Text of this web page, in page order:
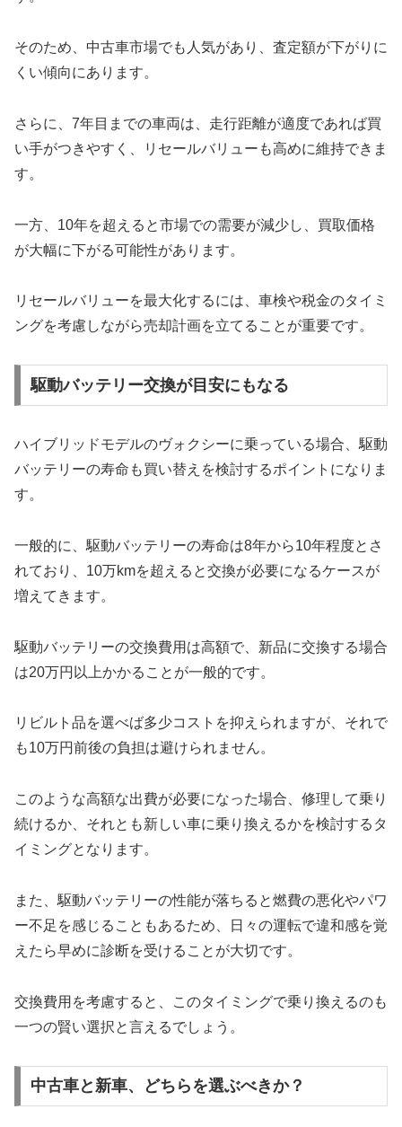
そのため、中古車市場でも人気があり、査定額が下がりに
くい傾向にあります。
さらに、7年目までの車両は、走行距離が適度であれば買
い手がつきやすく、リセールバリューも高めに維持できま
す。
一方、10年を超えると市場での需要が減少し、買取価格
が大幅に下がる可能性があります。
リセールバリューを最大化するには、車検や税金のタイミ
ングを考慮しながら売却計画を立てることが重要です。
駆動バッテリー交換が目安にもなる
ハイブリッドモデルのヴォクシーに乗っている場合、駆動
バッテリーの寿命も買い替えを検討するポイントになりま
す。
一般的に、駆動バッテリーの寿命は8年から10年程度とさ
れており、10万kmを超えると交換が必要になるケースが
増えてきます。
駆動バッテリーの交換費用は高額で、新品に交換する場合
は20万円以上かかることが一般的です。
リビルト品を選べば多少コストを抑えられますが、それで
も10万円前後の負担は避けられません。
このような高額な出費が必要になった場合、修理して乗り
続けるか、それとも新しい車に乗り換えるかを検討するタ
イミングとなります。
また、駆動バッテリーの性能が落ちると燃費の悪化やパワ
ー不足を感じることもあるため、日々の運転で違和感を覚
えたら早めに診断を受けることが大切です。
交換費用を考慮すると、このタイミングで乗り換えるのも
一つの賢い選択と言えるでしょう。
中古車と新車、どちらを選ぶべきか？